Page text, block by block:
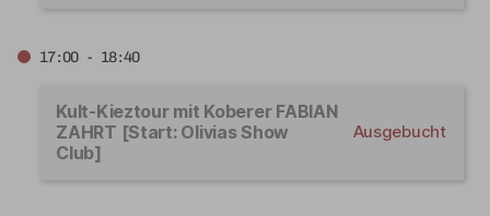
17:00 - 18:40
Kult-Kieztour mit Koberer FABIAN
ZAHRT [Start: Olivias Show
Club]
Ausgebucht